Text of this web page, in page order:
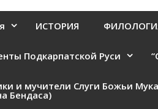
ИСТОРИЯ
Подкарпатской Руси
и мучители Слуги Божьи
Бендаса)